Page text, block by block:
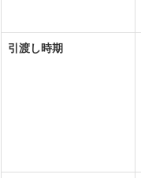
引渡し時期